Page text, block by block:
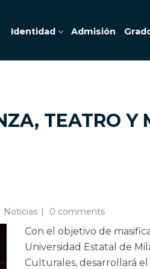
Identidad Admisión
TEATRO Y
Noticias 0 comments
Con el objetivo de
Universidad Estatal de
Culturales, desarrollará